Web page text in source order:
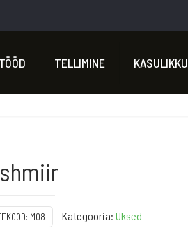
TELLIMINE KASULIKKU
M08 Kategooria: Uksed